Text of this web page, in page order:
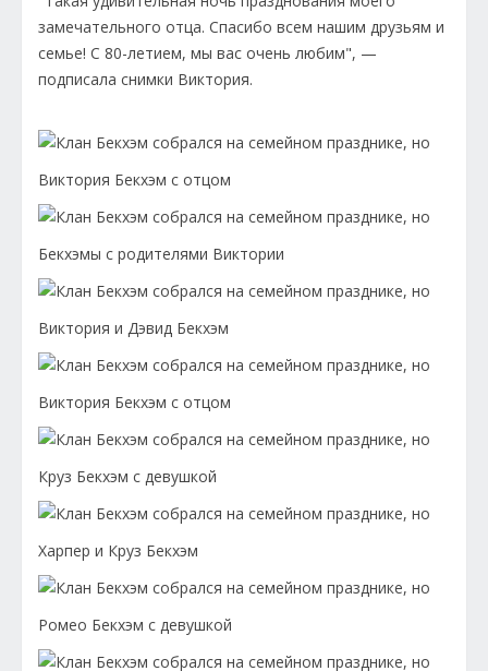
замечательного отца. Спасибо всем нашим друзьям и
семье! С 80-летием, мы вас очень любим", —
подписала снимки Виктория.
Виктория Бекхэм с отцом
Бекхэмы с родителями Виктории
Виктория и Дэвид Бекхэм
Виктория Бекхэм с отцом
Круз Бекхэм с девушкой
Харпер и Круз Бекхэм
Ромео Бекхэм с девушкой